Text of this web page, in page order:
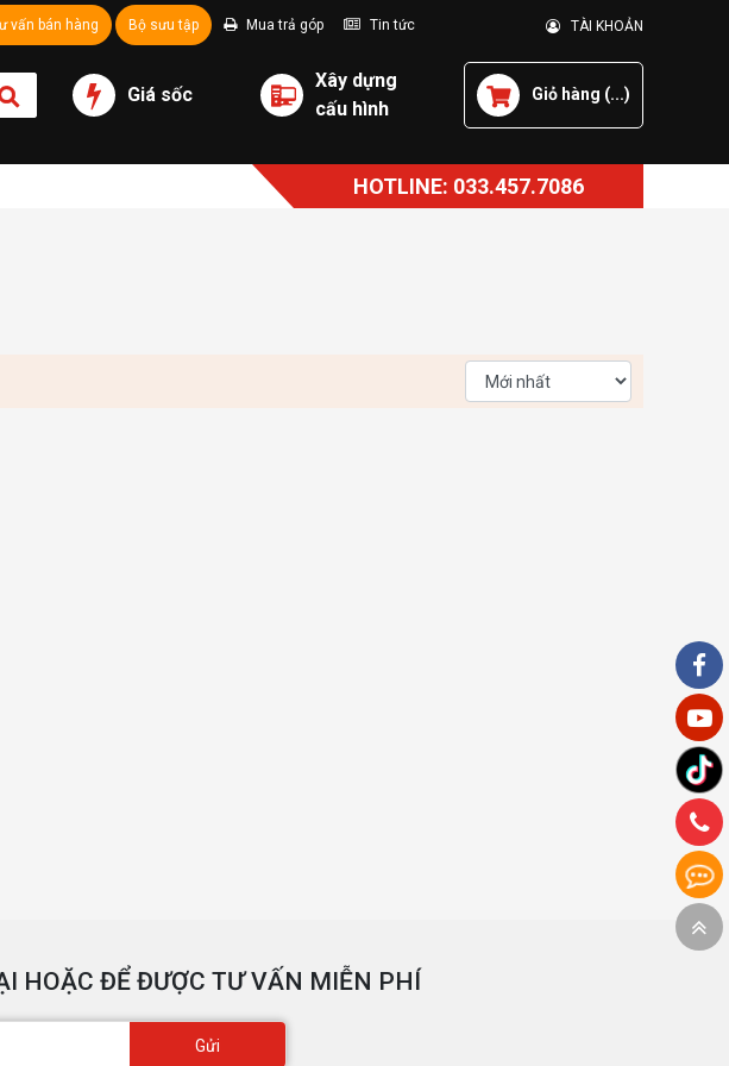
vấn bán hàng Bộ sưu tập Mua trả góp Tin tức TÀI KHOẢN
Giá sốc
Xây dựng
cấu hình
Giỏ hàng (...)
HOTLINE: 033.457.7086
HOẶC ĐỂ ĐƯỢC TƯ VẤN MIỄN PHÍ
Gửi